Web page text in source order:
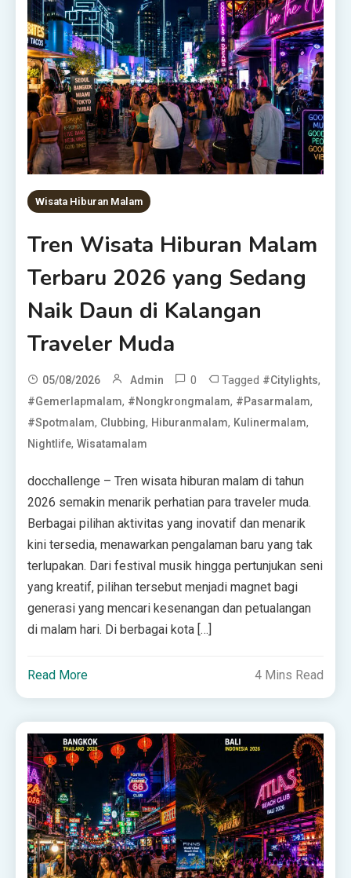
Wisata Hiburan Malam
Tren Wisata Hiburan Malam
Terbaru 2026 yang Sedang
Naik Daun di Kalangan
Traveler Muda
05/08/2026 Admin 0 Tagged #citylights,
#gemerlapmalam, #nongkrongmalam, #pasarmalam,
#spotmalam, Clubbing, Hiburanmalam, Kulinermalam,
Nightlife,Wisatamalam
docchallenge – Tren wisata hiburan malam di tahun
2026 semakin menarik perhatian para traveler muda.
Berbagai pilihan aktivitas yang inovatif dan menarik
kini tersedia, menawarkan pengalaman baru yang tak
terlupakan. Dari festival musik hingga pertunjukan seni
yang kreatif, pilihan tersebut menjadi magnet bagi
generasi yang mencari kesenangan dan petualangan
di malam hari. Di berbagai kota […]
Read More 4 Mins Read